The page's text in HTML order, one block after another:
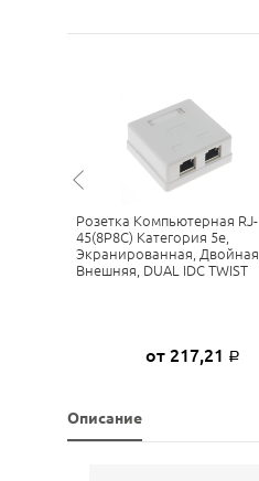
Розетка Компьютерная RJ-
45(8P8C) Категория 5е,
Экранированная, Двойная,
Внешняя, DUAL IDC TWIST
от 217,21 Р
Описание